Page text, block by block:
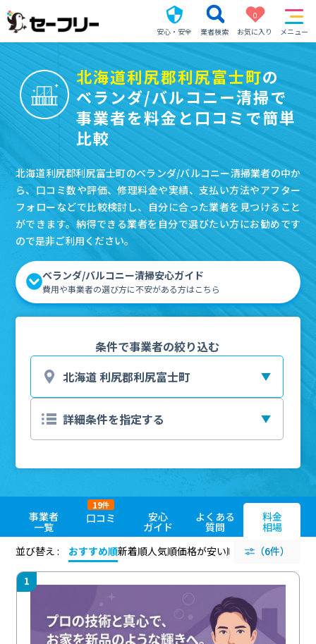
安心・安全 業者検索
0
お気に入り
メニュー
北海道利尻郡利尻富士町の
ベランダ/バルコニー清掃で
事業者を料金と口コミで簡単
比較
北海道利尻郡利尻富士町のベランダ/バルコニー清掃業者の中か
ら、口コミ数や評価、修理料金や実績、支払い方法やアフター
フォローなどで比較検討し、自分に合った業者を見つけること
ができます。納得できる業者を自分で選びたい方にお勧めです
ので是非ご利用ください。
ベランダ/バルコニー清掃安心ガイド
費用や事業者の選び方に不安がある方はこちら
条件で事業者の絞り込む
事業者
一覧
口コミ
19件
安心
ガイド
よくある
質問
料金
相場
並び替え :
おすすめ順新着順人気順価格が安い順 評価が高い順
（6件）
1